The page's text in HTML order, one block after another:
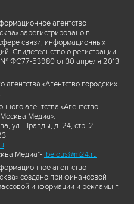
агентство
зарегистрировано в
связи, информационных
Свидетельство о регистрации
ФС77-53980 от 30 апреля 2013
«Агентство городских
агентства «Агентство
Медиа».
ул. Правды, д. 24, стр. 2
Медиа"- ibelous@m24.ru
агентство
создано при финансовой
информации и рекламы г.